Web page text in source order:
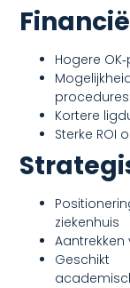
Hogere
procedures
Kortere
Sterke ROI
ziekenhuis